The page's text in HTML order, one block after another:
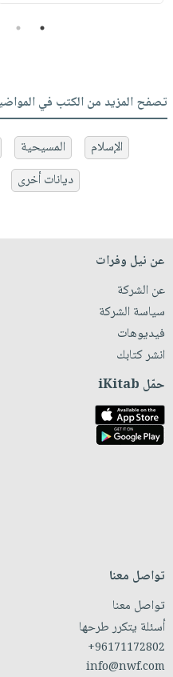
1
2
تصفح المزيد من الكتب في
الإسلام المسيحية
ديانات أخرى
عن نيل وفرات
عن الشركة
سياسة الشركة
فيديوهات
انشر كتابك
حمّل iKitab
تواصل معنا
تواصل معنا
أسئلة يتكرر طرحها
+96171172802
info@nwf.com